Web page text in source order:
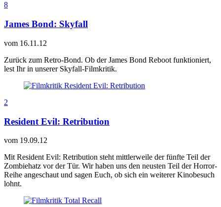
8
James Bond: Skyfall
vom 16.11.12
Zurück zum Retro-Bond. Ob der James Bond Reboot funktioniert,
lest Ihr in unserer Skyfall-Filmkritik.
2
Resident Evil: Retribution
vom 19.09.12
Mit Resident Evil: Retribution steht mittlerweile der fünfte Teil der
Zombiehatz vor der Tür. Wir haben uns den neusten Teil der Horror-
Reihe angeschaut und sagen Euch, ob sich ein weiterer Kinobesuch
lohnt.